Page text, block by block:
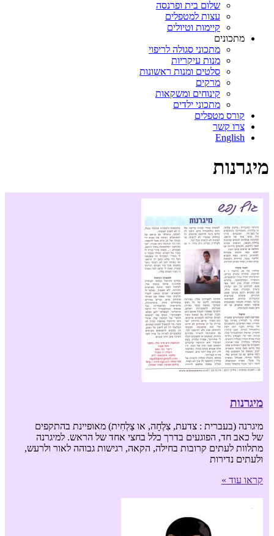
שלום בית ופרנסה
עצות למטפלים
קיימות וטיולים
מתכונים
מתכוני סגולה לריפוי
מנות עיקריות
סלטים ומנות ראשונות
מרקים
קינוחים ומשקאות
מתכוני ילדים
קורס מטפלים
צרו קשר
English
מיגרנות
מיגרנות
מיגרנה (בעברית : צדעת, צִלְחָה, או צַלְחִית) מאופיינת בהתקפים
של כאב חד, הפוגעים בדרך כלל בחצי אחד של הראש. למיגרנה
מתלוות לעתים קרובות בחילה, הקאה, רגישות גבוהה לאור ולרעש,
ולעתים נדירות
קראו עוד »